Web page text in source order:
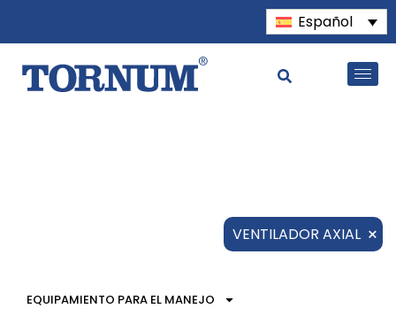
Español
VENTILADOR AXIAL ×
EQUIPAMIENTO PARA EL MANEJO